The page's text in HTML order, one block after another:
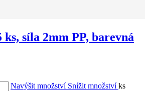
ks, síla 2mm PP, barevná
Navýšit množství Snížit množstvíks